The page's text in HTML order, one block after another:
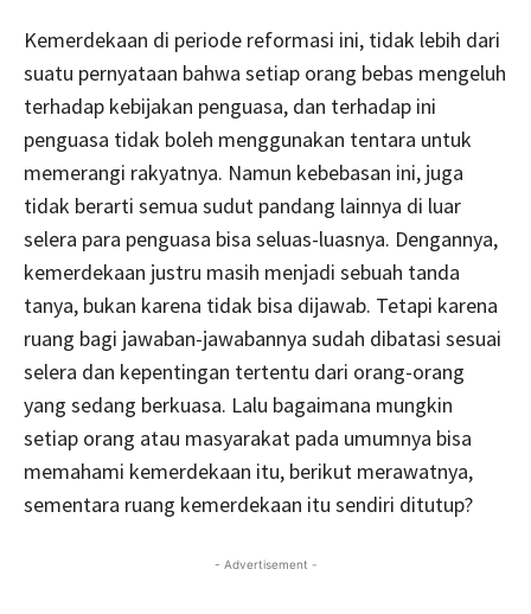
Kemerdekaan di periode reformasi ini, tidak lebih dari
suatu pernyataan bahwa setiap orang bebas mengeluh
terhadap kebijakan penguasa, dan terhadap ini
penguasa tidak boleh menggunakan tentara untuk
memerangi rakyatnya. Namun kebebasan ini, juga
tidak berarti semua sudut pandang lainnya di luar
selera para penguasa bisa seluas-luasnya. Dengannya,
kemerdekaan justru masih menjadi sebuah tanda
tanya, bukan karena tidak bisa dijawab. Tetapi karena
ruang bagi jawaban-jawabannya sudah dibatasi sesuai
selera dan kepentingan tertentu dari orang-orang
yang sedang berkuasa. Lalu bagaimana mungkin
setiap orang atau masyarakat pada umumnya bisa
memahami kemerdekaan itu, berikut merawatnya,
sementara ruang kemerdekaan itu sendiri ditutup?
- Advertisement -